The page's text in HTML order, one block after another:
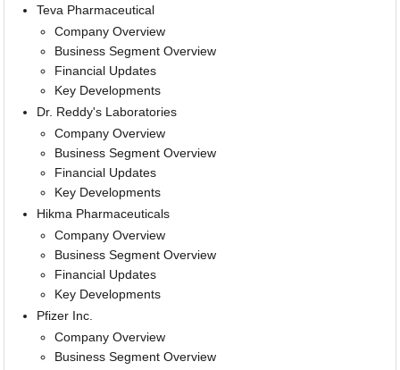
Teva Pharmaceutical
Company Overview
Business Segment Overview
Financial Updates
Key Developments
Dr. Reddy's Laboratories
Company Overview
Business Segment Overview
Financial Updates
Key Developments
Hikma Pharmaceuticals
Company Overview
Business Segment Overview
Financial Updates
Key Developments
Pfizer Inc.
Company Overview
Business Segment Overview